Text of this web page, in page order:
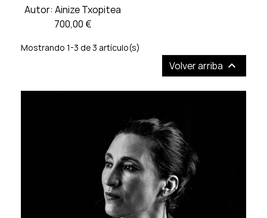
Autor: Ainize Txopitea
Precio
700,00 €
Mostrando 1-3 de 3 artículo(s)
Volver arriba 